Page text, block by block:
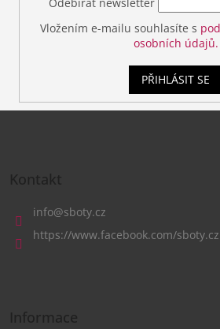
Vložením e-mailu souhlasíte s
osobních údajů.
PŘIHLÁSIT SE
Kontakt
info@sboty.cz
https://www.facebook.com/sboty.cz
Informace